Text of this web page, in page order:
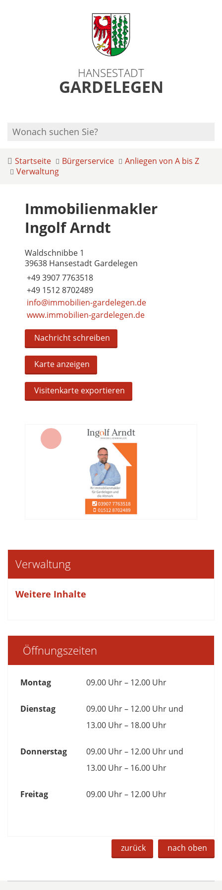
HANSESTADT
GARDELEGEN
Startseite Bürgerservice
Anliegen von A bis Z
Verwaltung
Immobilienmakler
Ingolf Arndt
Waldschnibbe 1
39638 Hansestadt Gardelegen
+49 3907 7763518
+49 1512 8702489
info@immobilien-gardelegen.de
www.immobilien-gardelegen.de
Nachricht schreiben
Karte anzeigen
Visitenkarte exportieren
Verwaltung
Weitere Inhalte
Öffnungszeiten
Montag 09.00 Uhr – 12.00 Uhr
Dienstag
09.00 Uhr – 12.00 Uhr und
13.00 Uhr – 18.00 Uhr
Donnerstag
09.00 Uhr – 12.00 Uhr und
13.00 Uhr – 16.00 Uhr
Freitag 09.00 Uhr – 12.00 Uhr
zurück nach oben